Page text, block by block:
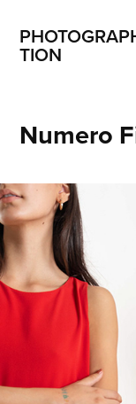
TION
Numero